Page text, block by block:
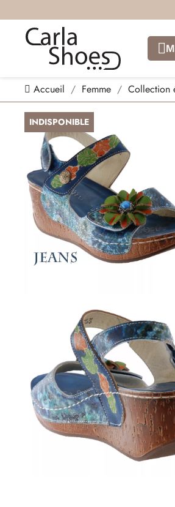
Accueil Femme Collection
INDISPONIBLE